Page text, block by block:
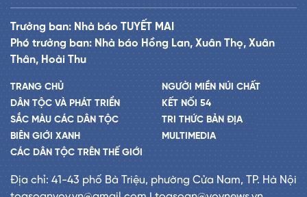
Trưởng ban: Nhà báo TUYẾT MAI
Phó trưởng ban: Nhà báo Hồng Lan, Xuân Thọ, Xuân
Thân, Hoài Thu
TRANG CHỦ
DÂN TỘC VÀ PHÁT TRIỂN
SẮC MÀU CÁC DÂN TỘC
BIÊN GIỚI XANH
CÁC DÂN TỘC TRÊN THẾ GIỚI
NGƯỜI MIỀN NÚI CHẤT
KẾT NỐI 54
TRI THỨC BẢN ĐỊA
MULTIMEDIA
Địa chỉ: 41-43 phố Bà Triệu, phường Cửa Nam, TP. Hà Nội